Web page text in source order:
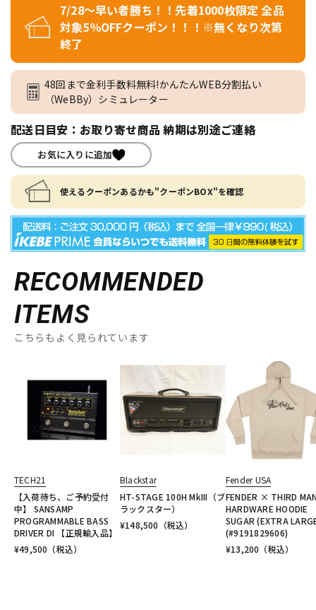
7/28～早い者勝ち！！先着1000枚限定 全品
対象5％OFFクーポン！！！※無くなり次第
終了
48回まで金利手数料無料!かんたんWEB分割払い
（WeBBy）シミュレーター
配送日目安：お取り寄せ商品 納期は別途ご連絡
お気に入りに追加
使えるクーポンあるかも"クーポンBOX"を確認
RECOMMENDED
ITEMS
こちらもよく見られています
TECH21
【入荷待ち、ご予約受付
中】 SANSAMP
PROGRAMMABLE BASS
DRIVER DI 【正規輸入品】
¥49,500 （税込）
Blackstar
HT-STAGE 100H MkIII（ブ
ラックスター）
¥148,500 （税込）
Fender USA
FENDER × THIRD
HARDWARE HOODIE
SUGAR (EXTRA
(#9191829606)
¥13,200 （税込）